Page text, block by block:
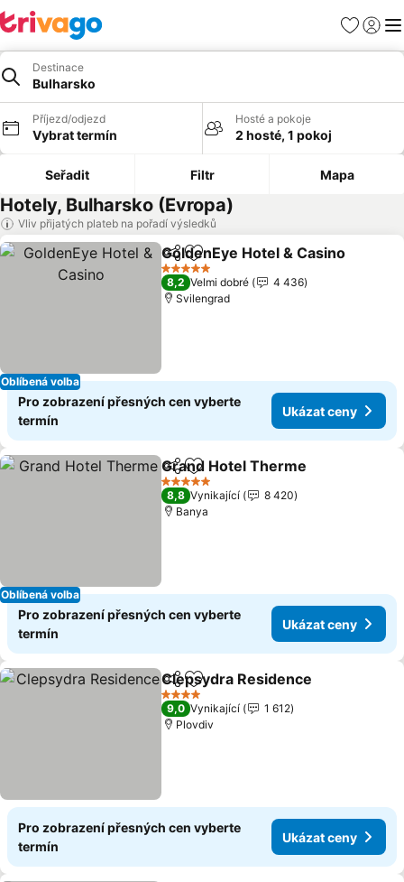
Oblíbené
Destinace
Bulharsko
Příjezd/odjezd
Vybrat termín
Hosté a pokoje
2 hosté, 1 pokoj
Seřadit Filtr Mapa
Hotely, Bulharsko (Evropa)
Vliv přijatých plateb na pořadí výsledků
Oblíbená volba
SdíletPřidat na seznam oblíbených
GoldenEye Hotel & Casino
5 Počet hvězdiček
8,2 Velmi dobré
4 436
Svilengrad
Pro zobrazení přesných cen vyberte
termín
Ukázat ceny
Oblíbená volba
SdíletPřidat na seznam oblíbených
Grand Hotel Therme
5 Počet hvězdiček
8,8 Vynikající
8 420
Banya
Pro zobrazení přesných cen vyberte
termín
Ukázat ceny
SdíletPřidat na seznam oblíbených
Clepsydra Residence
4 Počet hvězdiček
9,0 Vynikající
1 612
Plovdiv
Pro zobrazení přesných cen vyberte
termín
Ukázat ceny